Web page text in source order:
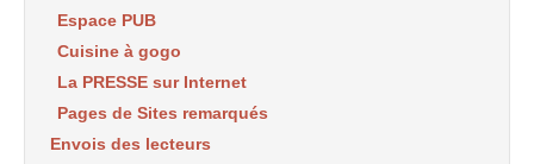
Espace PUB
Cuisine à gogo
La PRESSE sur Internet
Pages de Sites remarqués
Envois des lecteurs